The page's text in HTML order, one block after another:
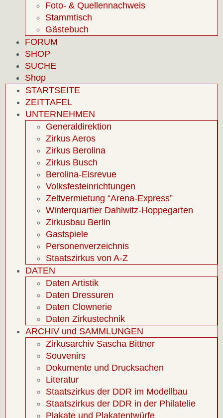
Foto- & Quellennachweis
Stammtisch
Gästebuch
FORUM
SHOP
SUCHE
Shop
STARTSEITE
ZEITTAFEL
UNTERNEHMEN
Generaldirektion
Zirkus Aeros
Zirkus Berolina
Zirkus Busch
Berolina-Eisrevue
Volksfesteinrichtungen
Zeltvermietung “Arena-Express”
Winterquartier Dahlwitz-Hoppegarten
Zirkusbau Berlin
Gastspiele
Personenverzeichnis
Staatszirkus von A-Z
DATEN
Daten Artistik
Daten Dressuren
Daten Clownerie
Daten Zirkustechnik
ARCHIV und SAMMLUNGEN
Zirkusarchiv Sascha Bittner
Souvenirs
Dokumente und Drucksachen
Literatur
Staatszirkus der DDR im Modellbau
Staatszirkus der DDR in der Philatelie
Plakate und Plakatentwürfe